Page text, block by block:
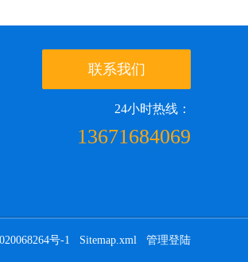
联系我们
24小时热线：
13671684069
号-1 Sitemap.xml 管理登陆